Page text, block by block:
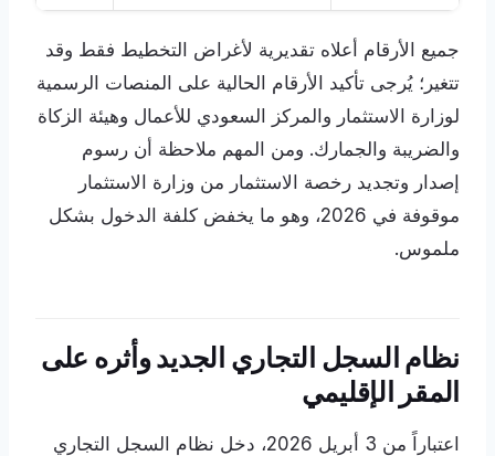
جميع الأرقام أعلاه تقديرية لأغراض التخطيط فقط وقد
تتغير؛ يُرجى تأكيد الأرقام الحالية على المنصات الرسمية
لوزارة الاستثمار والمركز السعودي للأعمال وهيئة الزكاة
والضريبة والجمارك. ومن المهم ملاحظة أن رسوم
إصدار وتجديد رخصة الاستثمار من وزارة الاستثمار
موقوفة في 2026، وهو ما يخفض كلفة الدخول بشكل
ملموس.
نظام السجل التجاري الجديد وأثره على
المقر الإقليمي
اعتباراً من 3 أبريل 2026، دخل نظام السجل التجاري